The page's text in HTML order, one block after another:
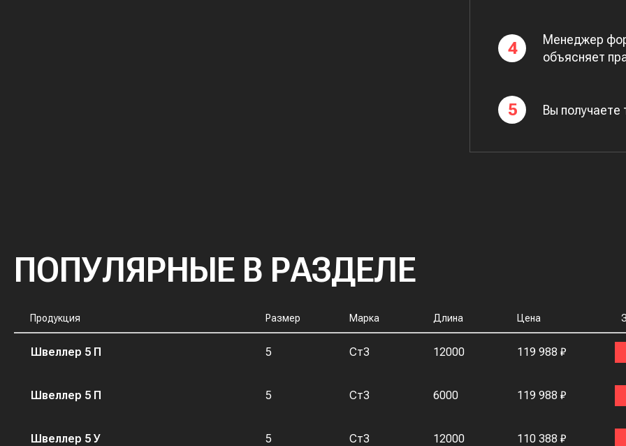
4
Менеджер
объясняет
5 Вы
ПОПУЛЯРНЫЕ В РАЗДЕЛЕ
Продукция Размер Марка Длина Цена
Швеллер 5 П 5 Ст3 12000 119 988 ₽
Швеллер 5 П 5 Ст3 6000 119 988 ₽
Швеллер 5 У 5 Ст3 12000 110 388 ₽